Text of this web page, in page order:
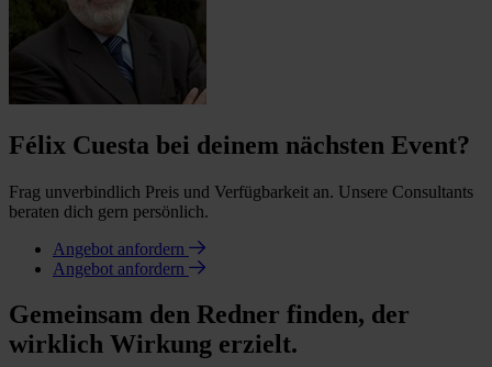
Félix Cuesta bei deinem nächsten Event?
Frag unverbindlich Preis und Verfügbarkeit an. Unsere Consultants
beraten dich gern persönlich.
Angebot anfordern
Angebot anfordern
Gemeinsam den Redner finden, der
wirklich Wirkung erzielt.